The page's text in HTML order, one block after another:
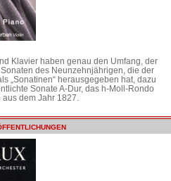
Klavier haben genau den Umfang, der
des Neunzehnjährigen, die der
„Sonatinen“ herausgegeben hat, dazu
Sonate A-Dur, das h-Moll-Rondo
dem Jahr 1827.